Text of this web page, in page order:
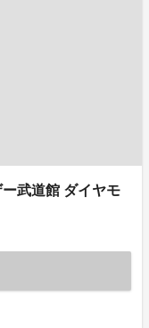
ー武道館 ダイヤモ